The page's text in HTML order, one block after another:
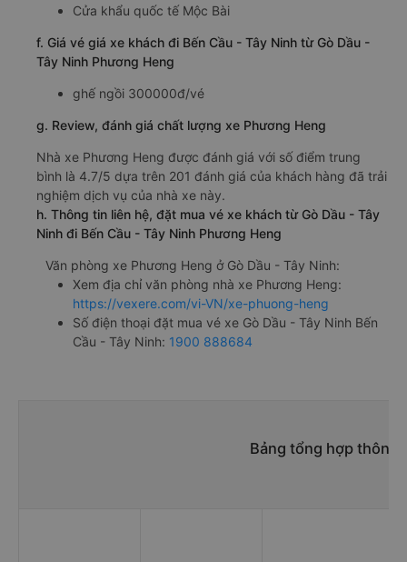
Cửa khẩu quốc tế Mộc Bài
f. Giá vé giá xe khách đi Bến Cầu - Tây Ninh từ Gò Dầu -
Tây Ninh Phương Heng
ghế ngồi 300000đ/vé
g. Review, đánh giá chất lượng xe Phương Heng
Nhà xe Phương Heng được đánh giá với số điểm trung
bình là 4.7/5 dựa trên 201 đánh giá của khách hàng đã trải
nghiệm dịch vụ của nhà xe này.
h. Thông tin liên hệ, đặt mua vé xe khách từ Gò Dầu - Tây
Ninh đi Bến Cầu - Tây Ninh Phương Heng
Văn phòng xe Phương Heng ở Gò Dầu - Tây Ninh:
Xem địa chỉ văn phòng nhà xe Phương Heng:
https://vexere.com/vi-VN/xe-phuong-heng
Số điện thoại đặt mua vé xe Gò Dầu - Tây Ninh Bến
Cầu - Tây Ninh: 1900 888684
Bảng tổng hợp thông